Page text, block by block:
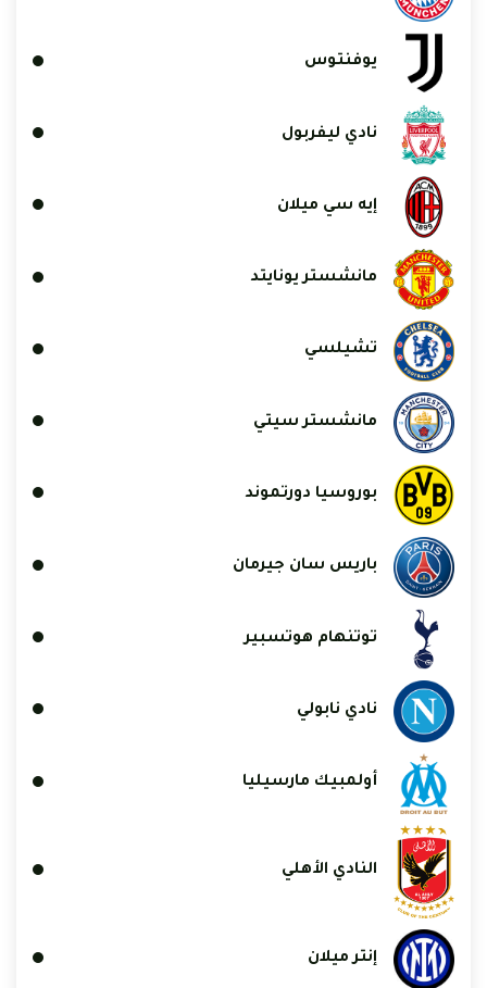
يوفنتوس
نادي ليفربول
إيه سي ميلان
مانشستر يونايتد
تشيلسي
مانشستر سيتي
بوروسيا دورتموند
باريس سان جيرمان
توتنهام هوتسبير
نادي نابولي
أولمبيك مارسيليا
النادي الأهلي
إنتر ميلان